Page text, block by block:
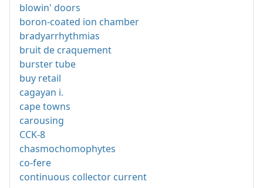
blowin' doors
boron-coated ion chamber
bradyarrhythmias
bruit de craquement
burster tube
buy retail
cagayan i.
cape towns
carousing
CCK-8
chasmochomophytes
co-fere
continuous collector current